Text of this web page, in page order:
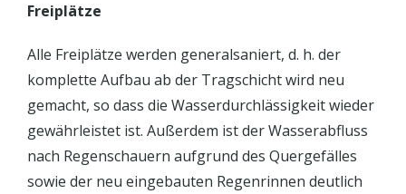
Freiplätze
Alle Freiplätze werden generalsaniert, d. h. der
komplette Aufbau ab der Tragschicht wird neu
gemacht, so dass die Wasserdurchlässigkeit wieder
gewährleistet ist. Außerdem ist der Wasserabfluss
nach Regenschauern aufgrund des Quergefälles
sowie der neu eingebauten Regenrinnen deutlich